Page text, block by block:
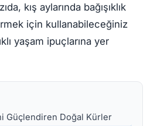
kış aylarında bağışıklık
için kullanabileceğiniz
yaşam ipuçlarına yer
Güçlendiren Doğal Kürler